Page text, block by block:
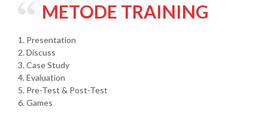
METODE TRAINING
1. Presentation
2. Discuss
3. Case Study
4. Evaluation
5. Pre-Test & Post-Test
6. Games